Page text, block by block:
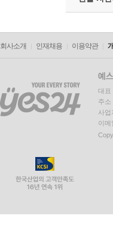
회사소개 인재채용 이용약관
대표
주소
사
이